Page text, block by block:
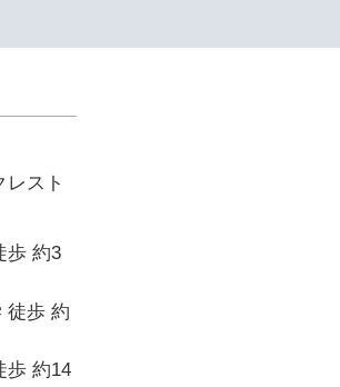
スト
歩 約3
徒歩 約
歩 約14